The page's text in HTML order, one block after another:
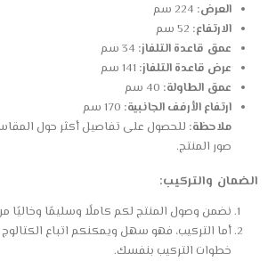
العرض:
الارتفاع:
عمق قاعدة التلفاز:
عرض قاعدة التلفاز:
عمق الطاولة:
ارتفاع الأرفف الجانبية:
ملاحظة: للحصول على تفاصيل أكثر حول
صور المنتج.
الضمان والتركيب:
نضمن وصول المنتج لكم كاملًا وسليمًا وخاليًا
أما التركيب، فهو سهل ويمكنكم اتباع
خطوات التركيب بنفسك.